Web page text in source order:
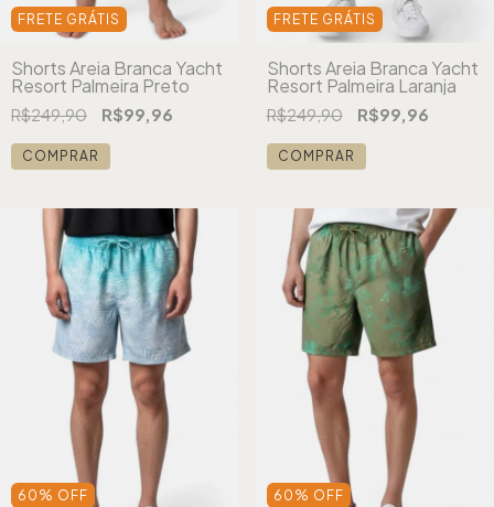
FRETE GRÁTIS
Shorts Areia Branca Yacht
Resort Palmeira Preto
R$249,90 R$99,96
COMPRAR
FRETE GRÁTIS
Shorts Areia Branca Yacht
Resort Palmeira Laranja
R$249,90 R$99,96
COMPRAR
60 % OFF 60 % OFF